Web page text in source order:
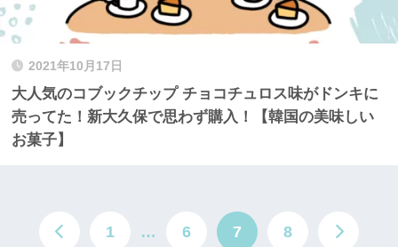
2021年10月17日
大人気のコブックチップ チョコチュロス味がドンキに
売ってた！新大久保で思わず購入！【韓国の美味しい
お菓子】
1 … 6 7 8